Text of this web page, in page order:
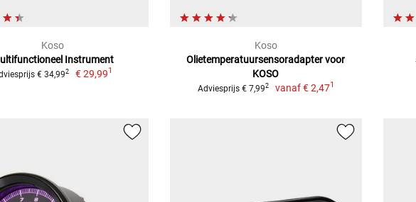
Koso
Instrument
€ 34,992 € 29,991
Koso
Olietemperatuursensoradapter voor
KOSO
Adviesprijs € 7,992 vanaf€ 2,471